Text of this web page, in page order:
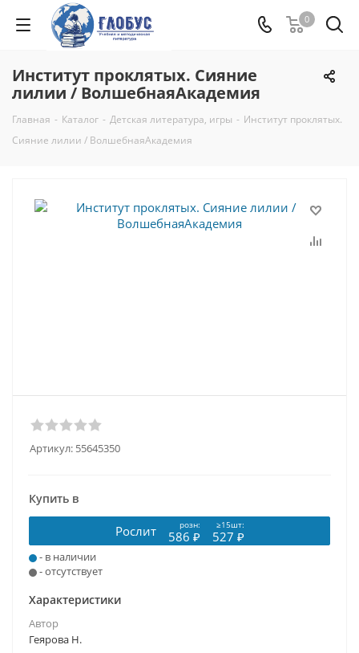
0
Институт проклятых. Сияние
лилии / ВолшебнаяАкадемия
Главная - Каталог - Детская литература, игры - Институт проклятых.
Сияние лилии / ВолшебнаяАкадемия
Артикул: 55645350
Купить в
Рослит розн: ≥15шт:
586 ₽ 527 ₽
- в наличии
- отсутствует
Характеристики
Автор
Геярова Н.